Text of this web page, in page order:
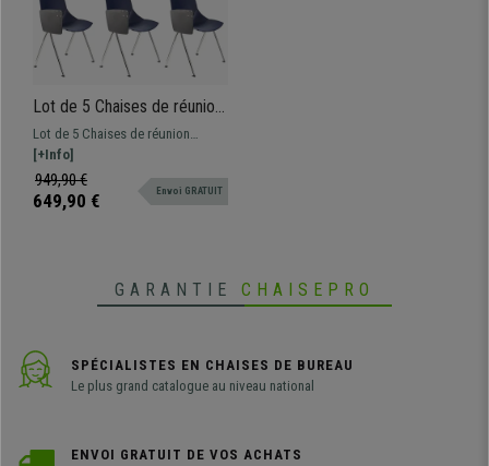
Lot de 5 Chaises de réunion
AMIR AVEC TABLETTE,
Commodes et Pratiques,
Bleu
Lot de 5 Chaises de réunion
pratiques AMIR AVEC
ACCOUDOIRS, design
spectaculaire pour donner une
[+Info]
949,90 €
649,90 € Envoi GRATUIT
GARANTIE CHAISEPRO
SPÉCIALISTES EN CHAISES DE BUREAU
Le plus grand catalogue au niveau national
ENVOI GRATUIT DE VOS ACHATS